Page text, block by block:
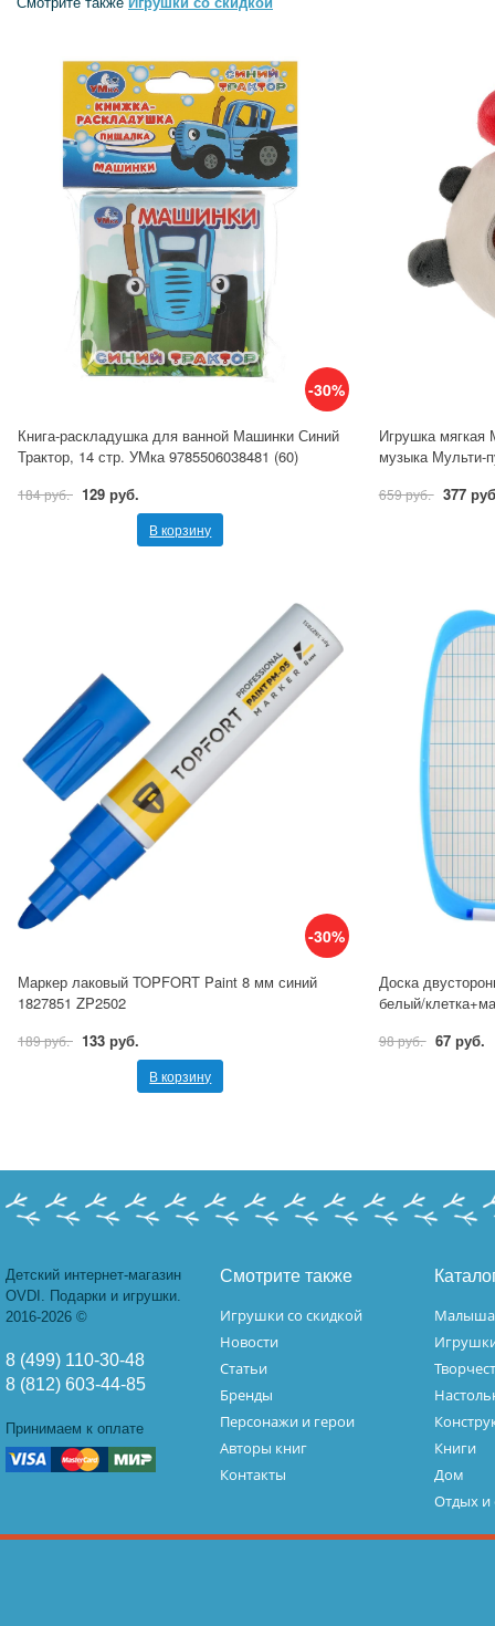
-30%
Книга-раскладушка для ванной Машинки Синий
Трактор, 14 стр. УМка 9785506038481 (60)
184 руб. 129 руб.
В корзину
Игрушка
музыка Мульти-
659 руб. 377
-30%
Маркер лаковый TOPFORT Paint 8 мм синий
1827851 ZP2502
189 руб. 133 руб.
В корзину
Доска
белый/
98 руб. 67 руб.
Детский интернет-магазин
OVDI. Подарки и игрушки.
2016-2026 ©
8 (499) 110-30-48
8 (812) 603-44-85
Принимаем к оплате
Смотрите также
Игрушки со скидкой
Новости
Статьи
Бренды
Персонажи и герои
Авторы книг
Контакты
Книги
Дом
Отдых и